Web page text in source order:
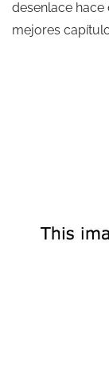
desenlace hace
mejores